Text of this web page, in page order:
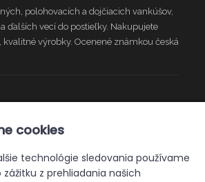
polohovacích a dojčiacich vankúšov,
ďalších vecí do postieľky. Nakupujete
výrobky. Ocenené známkou česká
Obchodné podmienky
cookies
technológie sledovania používame
z prehliadania našich